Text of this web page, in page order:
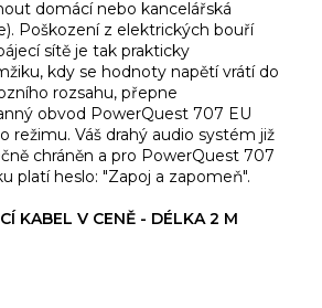
domácí nebo kancelářská
Poškození z elektrických bouří
sítě je tak prakticky
kdy se hodnoty napětí vrátí do
rozsahu, přepne
obvod PowerQuest 707 EU
režimu. Váš drahý audio systém již
chráněn a pro PowerQuest 707
platí heslo: "Zapoj a zapomeň".
KABEL V CENĚ - DÉLKA 2 M